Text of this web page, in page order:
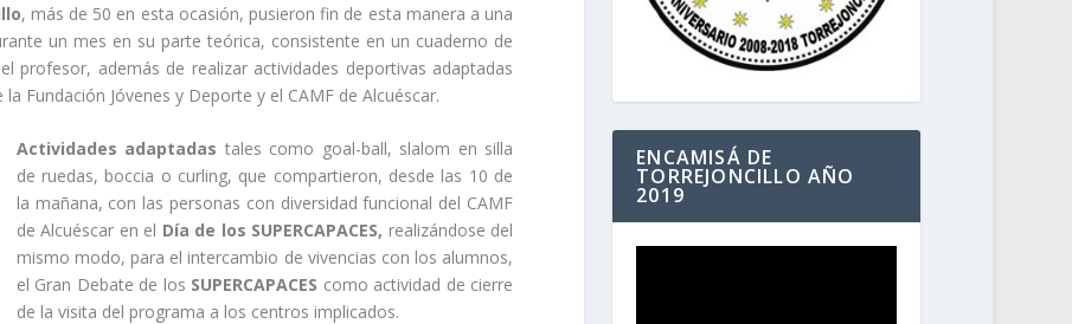
, más de 50 en esta ocasión, pusieron fin de esta manera a una
un mes en su parte teórica, consistente en un cuaderno de
profesor, además de realizar actividades deportivas adaptadas
Fundación Jóvenes y Deporte y el CAMF de Alcuéscar.
Actividades adaptadas tales como goal-ball, slalom en silla
de ruedas, boccia o curling, que compartieron, desde las 10 de
la mañana, con las personas con diversidad funcional del CAMF
de Alcuéscar en el Día de los SUPERCAPACES, realizándose del
mismo modo, para el intercambio de vivencias con los alumnos,
el Gran Debate de los SUPERCAPACES como actividad de cierre
de la visita del programa a los centros implicados.
ENCAMISÁ DE
TORREJONCILLO AÑO
2019